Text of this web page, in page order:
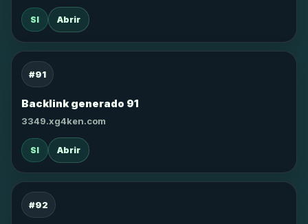
SI Abrir
#91
Backlink generado 91
3349.xg4ken.com
SI Abrir
#92